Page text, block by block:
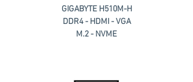
GIGABYTE H510M-H
DDR4 - HDMI - VGA
M.2 - NVME